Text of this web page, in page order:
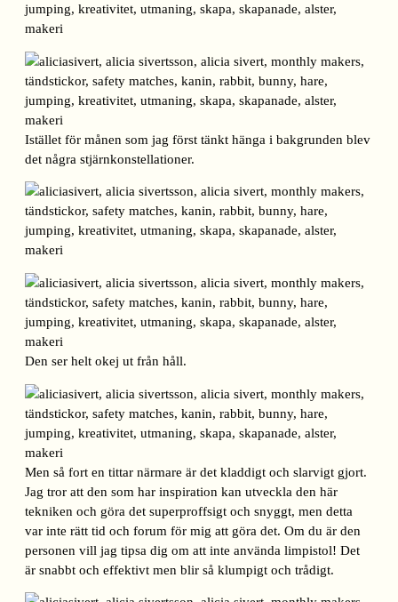
Istället för månen som jag först tänkt hänga i bakgrunden blev
det några stjärnkonstellationer.
Den ser helt okej ut från håll.
Men så fort en tittar närmare är det kladdigt och slarvigt gjort.
Jag tror att den som har inspiration kan utveckla den här
tekniken och göra det superproffsigt och snyggt, men detta
var inte rätt tid och forum för mig att göra det. Om du är den
personen vill jag tipsa dig om att inte använda limpistol! Det
är snabbt och effektivt men blir så klumpigt och trådigt.